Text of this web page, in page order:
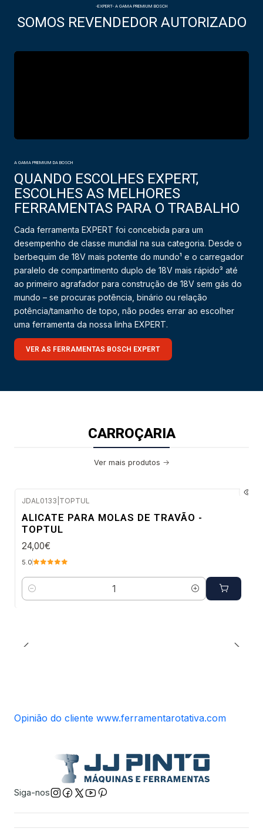
-EXPERT- A GAMA PREMIUM BOSCH
SOMOS REVENDEDOR AUTORIZADO
A GAMA PREMIUM DA BOSCH
QUANDO ESCOLHES EXPERT,
ESCOLHES AS MELHORES
FERRAMENTAS PARA O TRABALHO
Cada ferramenta EXPERT foi concebida para um
desempenho de classe mundial na sua categoria. Desde o
berbequim de 18V mais potente do mundo¹ e o carregador
paralelo de compartimento duplo de 18V mais rápido³ até
ao primeiro agrafador para construção de 18V sem gás do
mundo – se procuras potência, binário ou relação
potência/tamanho de topo, não podes errar ao escolher
uma ferramenta da nossa linha EXPERT.
VER AS FERRAMENTAS BOSCH EXPERT
CARROÇARIA
Ver mais produtos
JDAL0133 TOPTUL
ALICATE PARA MOLAS DE TRAVÃO -
TOPTUL
24,00€
5.0
Quantidade
Opinião do cliente www.ferramentarotativa.com
Siga-nos